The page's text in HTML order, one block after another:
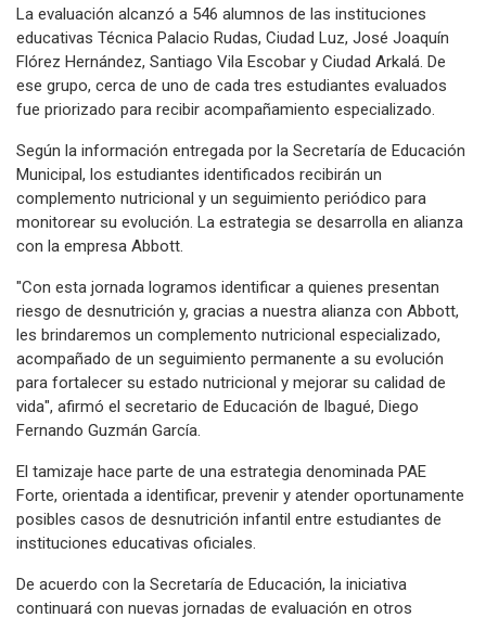
La evaluación alcanzó a 546 alumnos de las instituciones
educativas Técnica Palacio Rudas, Ciudad Luz, José Joaquín
Flórez Hernández, Santiago Vila Escobar y Ciudad Arkalá. De
ese grupo, cerca de uno de cada tres estudiantes evaluados
fue priorizado para recibir acompañamiento especializado.
Según la información entregada por la Secretaría de Educación
Municipal, los estudiantes identificados recibirán un
complemento nutricional y un seguimiento periódico para
monitorear su evolución. La estrategia se desarrolla en alianza
con la empresa Abbott.
"Con esta jornada logramos identificar a quienes presentan
riesgo de desnutrición y, gracias a nuestra alianza con Abbott,
les brindaremos un complemento nutricional especializado,
acompañado de un seguimiento permanente a su evolución
para fortalecer su estado nutricional y mejorar su calidad de
vida", afirmó el secretario de Educación de Ibagué, Diego
Fernando Guzmán García.
El tamizaje hace parte de una estrategia denominada PAE
Forte, orientada a identificar, prevenir y atender oportunamente
posibles casos de desnutrición infantil entre estudiantes de
instituciones educativas oficiales.
De acuerdo con la Secretaría de Educación, la iniciativa
continuará con nuevas jornadas de evaluación en otros